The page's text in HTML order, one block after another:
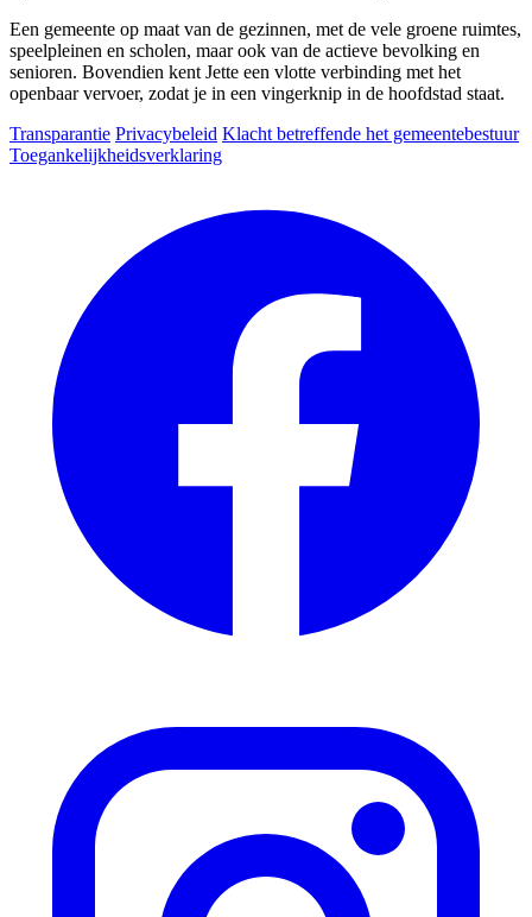
Een gemeente op maat van de gezinnen, met de vele groene ruimtes,
speelpleinen en scholen, maar ook van de actieve bevolking en
senioren. Bovendien kent Jette een vlotte verbinding met het
openbaar vervoer, zodat je in een vingerknip in de hoofdstad staat.
Transparantie Privacybeleid Klacht betreffende het gemeentebestuur
Toegankelijkheidsverklaring